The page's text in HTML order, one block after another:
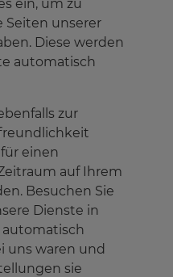
ein, um zu
Seiten unserer
Diese werden
automatisch
zur
einen
auf Ihrem
Besuchen Sie
Dienste in
uns waren und
sie